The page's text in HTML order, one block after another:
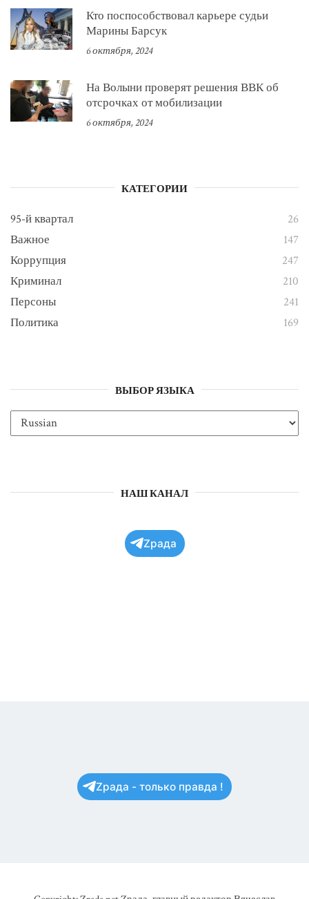
Кто поспособствовал карьере судьи
Марины Барсук
6 октября, 2024
На Волыни проверят решения ВВК об
отсрочках от мобилизации
6 октября, 2024
КАТЕГОРИИ
95-й квартал
26
Важное
147
Коррупция
247
Криминал
210
Персоны
241
Политика
169
ВЫБОР ЯЗЫКА
НАШ КАНАЛ
Zрада
Zрада - только правда !